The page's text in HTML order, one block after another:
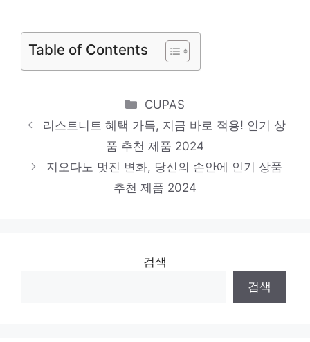
추천 제품 2024
조거팬츠
추천 제품 2024
세인트제임스
편안함을 찾는 당신을 위해 인기 상품 추천
제품 2024
Table of Contents
Categories
CUPAS
리스트니트 혜택 가득, 지금 바로 적용! 인기 상
품 추천 제품 2024
지오다노 멋진 변화, 당신의 손안에 인기 상품
추천 제품 2024
검색
검색